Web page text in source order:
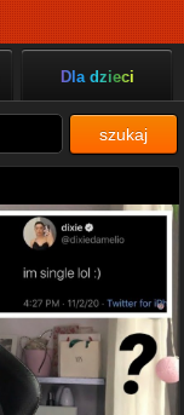
Dla dzieci
szukaj